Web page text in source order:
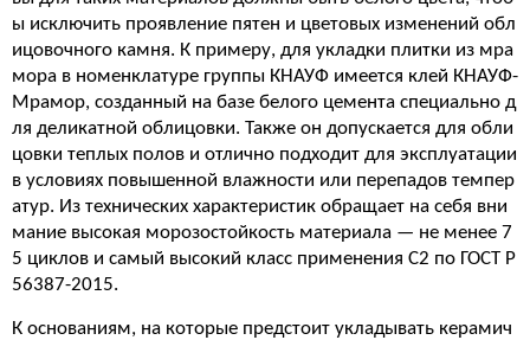
ы исключить проявление пятен и цветовых изменений обл
ицовочного камня. К примеру, для укладки плитки из мра
мора в номенклатуре группы КНАУФ имеется клей КНАУФ-
Мрамор, созданный на базе белого цемента специально д
ля деликатной облицовки. Также он допускается для обли
цовки теплых полов и отлично подходит для эксплуатации
в условиях повышенной влажности или перепадов темпер
атур. Из технических характеристик обращает на себя вни
мание высокая морозостойкость материала — не менее 7
5 циклов и самый высокий класс применения С2 по ГОСТ Р
56387-2015.
К основаниям, на которые предстоит укладывать керамич